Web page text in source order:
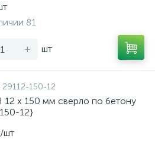
81
+ шт
29112-150-12
x 150 мм сверло по бетону
12}
/шт